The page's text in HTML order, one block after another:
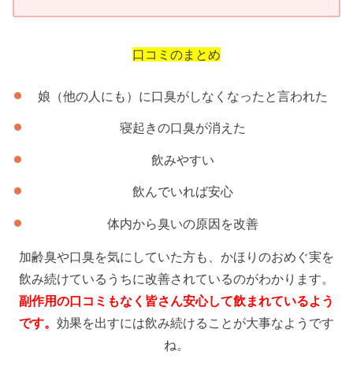
口コミのまとめ
娘（他の人にも）に口臭がしなくなったと言われた
寝起きの口臭が消えた
飲みやすい
飲んでいれば安心
体内から臭いの原因を改善
加齢臭や口臭を気にしていた方も、かほりのおめぐ実を
飲み続けているうちに改善されているのがわかります。
副作用の口コミもなく皆さん安心して飲まれているよう
です。 効果を出すには飲み続けることが大事なようです
ね。